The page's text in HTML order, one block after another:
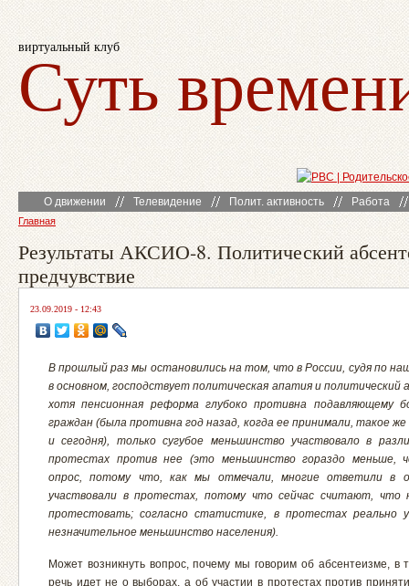
виртуальный клуб
Суть
О движении Телевидение Полит. активность Работа
Главная
Результаты АКСИО-8. Политический
предчувствие
23.09.2019 - 12:43
В прошлый раз мы остановились на том, что в России, судя по
в основном, господствует политическая апатия и политический
хотя пенсионная реформа глубоко противна подавляющему
граждан (была противна год назад, когда ее принимали, такое
и сегодня), только сугубое меньшинство участвовало в
протестах против нее (это меньшинство гораздо меньше,
опрос, потому что, как мы отмечали, многие ответили в
участвовали в протестах, потому что сейчас считают, что
протестовать; согласно статистике, в протестах реально
незначительное меньшинство населения).
Может возникнуть вопрос, почему мы говорим об абсентеизме, в
речь идет не о выборах, а об участии в протестах против